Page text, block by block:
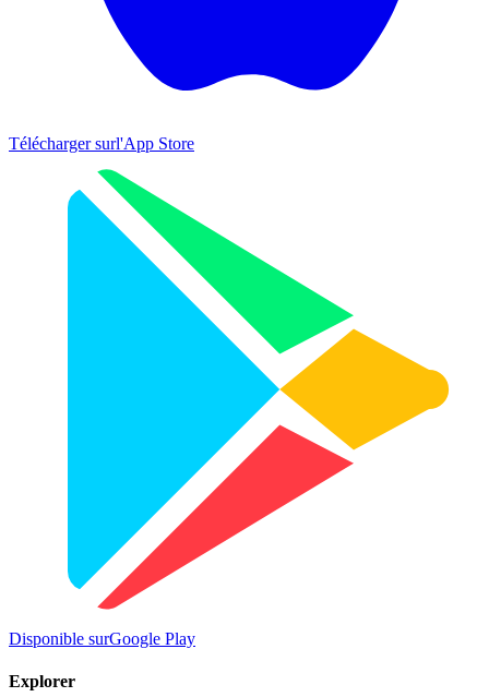
Télécharger surl'App Store
Disponible surGoogle Play
Explorer